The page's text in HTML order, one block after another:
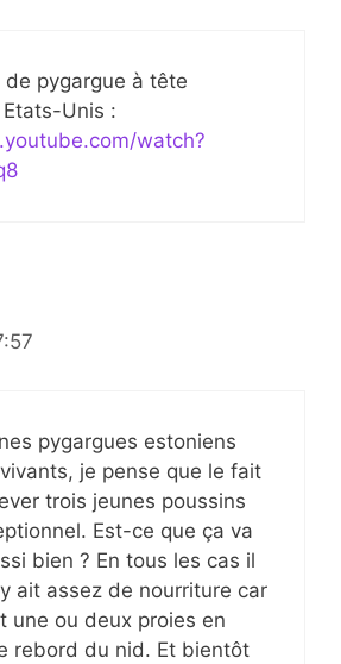
pygargue à tête
Unis :
watch?
pygargues estoniens
je pense que le fait
trois jeunes poussins
Est-ce que ça va
bien ? En tous les cas il
y ait assez de nourriture car
une ou deux proies en
rebord du nid. Et bientôt